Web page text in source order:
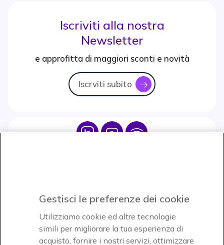
Iscriviti alla nostra
Newsletter
e approfitta di maggiori sconti e novità
Iscrviti subito icon
Icon IconIcon
Accettiamo
Gestisci le preferenze dei cookie
Utilizziamo cookie ed altre tecnologie
simili per migliorare la tua esperienza di
acquisto, fornire i nostri servizi, ottimizzare